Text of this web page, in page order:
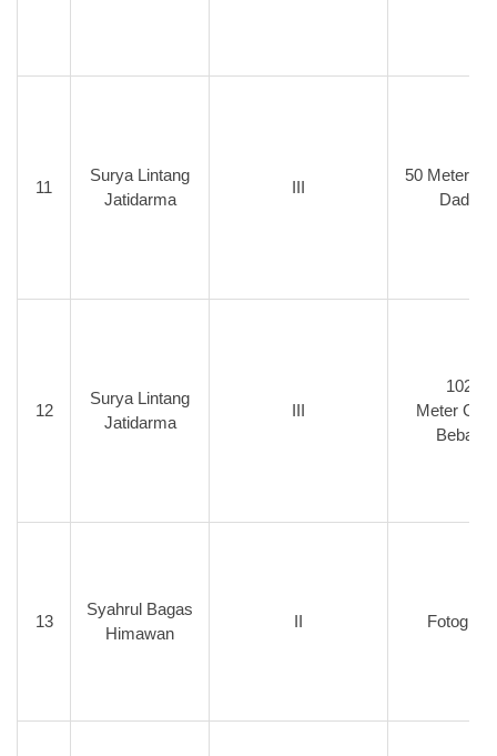
11
Surya Lintang
Jatidarma
III
50 Meter
Dada
12
Surya Lintang
Jatidarma
III
102
Meter
Bebas
13
Syahrul Bagas
Himawan
II Fotografi